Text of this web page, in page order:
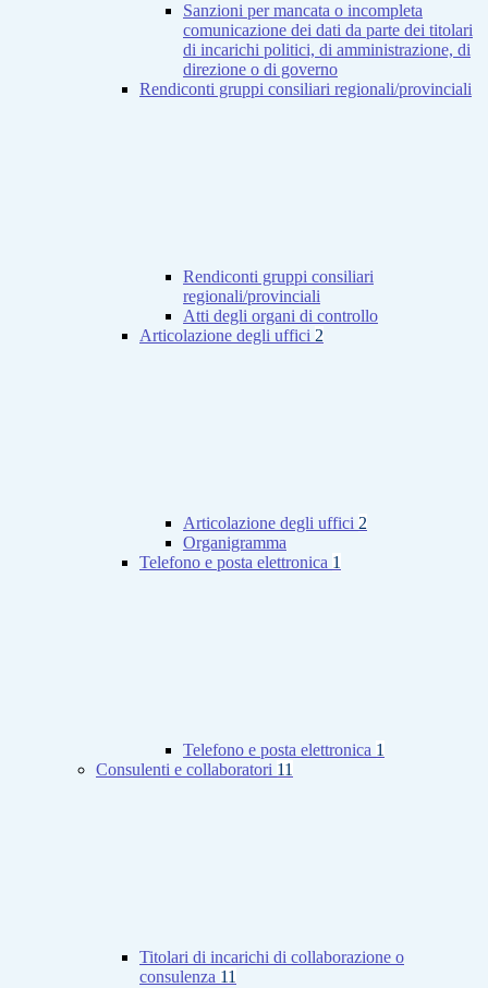
Sanzioni per mancata o incompleta
comunicazione dei dati da parte dei titolari
di incarichi politici, di amministrazione, di
direzione o di governo
Rendiconti gruppi consiliari regionali/provinciali
Rendiconti gruppi consiliari
regionali/provinciali
Atti degli organi di controllo
Articolazione degli uffici 2
Articolazione degli uffici 2
Organigramma
Telefono e posta elettronica 1
Telefono e posta elettronica 1
Consulenti e collaboratori 11
Titolari di incarichi di collaborazione o
consulenza 11